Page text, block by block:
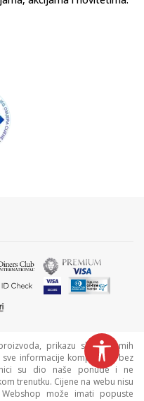
prikazu slika i samih
informacije kompletne i bez
su dio naše ponude i ne
trenutku. Cijene na webu nisu
može imati popuste